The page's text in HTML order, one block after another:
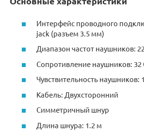
Интерфейс проводного
jack (разъем 3.5 мм)
Диапазон частот наушников:
Сопротивление наушников:
Чувствительность наушников:
Кабель: Двухсторонний
Симметричный шнур
Длина шнура: 1.2 м